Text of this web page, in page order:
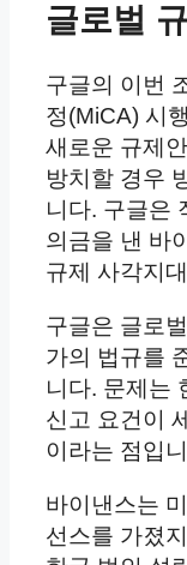
글로벌
구글의 이번
정(MiCA) 시
새로운 규제
방치할 경우
니다. 구글은
의금을 낸 바
규제 사각지
구글은 글로
가의 법규를
니다. 문제는
신고 요건이
이라는 점입
바이낸스는
선스를 가졌